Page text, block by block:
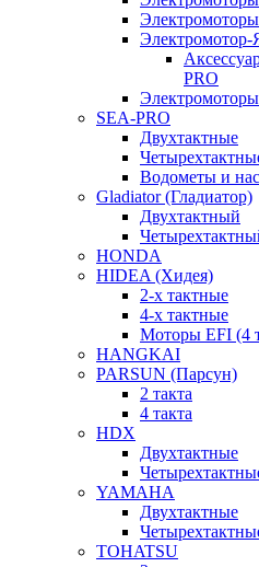
Электромотор-
PRO
SEA-PRO
Двухтактные
Водометы и
Gladiator (Гладиатор)
Двухтактный
HONDA
HIDEA (Хидея)
2-х тактные
4-х тактные
Моторы EFI (4
HANGKAI
PARSUN (Парсун)
2 такта
4 такта
HDX
Двухтактные
YAMAHA
Двухтактные
TOHATSU